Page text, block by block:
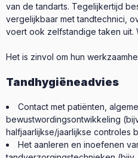
van de tandarts. Tegelijkertijd
vergelijkbaar met tandtechnici,
voert ook zelfstandige taken uit.
Het is zinvol om hun
Tandhygiëneadvies
Contact met patiënten,
bewustwordingsontwikkeling
halfjaarlijkse/jaarlijkse controles
Het aanleren en inoefenen